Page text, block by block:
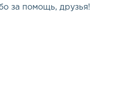
за помощь, друзья!